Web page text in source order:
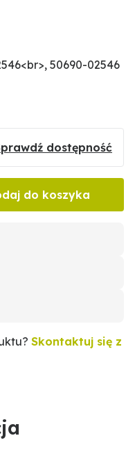
50690-02546
dostępność
do koszyka
Skontaktuj się z